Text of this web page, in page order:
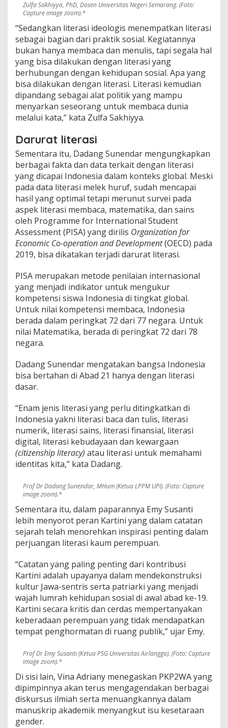
Zulfa Sakhiyya, PhD, Dosen Universitas Negeri Semarang. (Foto:
Capture image zoom).*
“Sedangkan literasi ideologis menempatkan literasi
sebagai bagian dari praktik sosial. Kegiatannya
bukan hanya membaca dan menulis, tapi segala hal
yang bisa dilakukan dengan literasi yang
berhubungan dengan kehidupan sosial. Apa yang
bisa dilakukan dengan literasi. Literasi kemudian
dipandang sebagai alat politik yang mampu
menyarkan seseorang untuk membaca dunia
melalui kata,” kata Zulfa Sakhiyya.
Darurat literasi
Sementara itu, Dadang Sunendar mengungkapkan
berbagai fakta dan data terkait dengan literasi
yang dicapai Indonesia dalam konteks global. Meski
pada data literasi melek huruf, sudah mencapai
hasil yang optimal tetapi merunut survei pada
aspek literasi membaca, matematika, dan sains
oleh Programme for International Student
Assessment (PISA) yang dirilis Organization for
Economic Co-operation and Development(OECD) pada
2019, bisa dikatakan terjadi darurat literasi.
PISA merupakan metode penilaian internasional
yang menjadi indikator untuk mengukur
kompetensi siswa Indonesia di tingkat global.
Untuk nilai kompetensi membaca, Indonesia
berada dalam peringkat 72 dari 77 negara. Untuk
nilai Matematika, berada di peringkat 72 dari 78
negara.
Dadang Sunendar mengatakan bangsa Indonesia
bisa bertahan di Abad 21 hanya dengan literasi
dasar.
“Enam jenis literasi yang perlu ditingkatkan di
Indonesia yakni literasi baca dan tulis, literasi
numerik, literasi sains, literasi finansial, literasi
digital, literasi kebudayaan dan kewargaan
(citizenship literacy) atau literasi untuk memahami
identitas kita,” kata Dadang.
Prof Dr Dadang Sunendar, MHum (Ketua LPPM UPI). (Foto: Capture
image zoom).*
Sementara itu, dalam paparannya Emy Susanti
lebih menyorot peran Kartini yang dalam catatan
sejarah telah menorehkan inspirasi penting dalam
perjuangan literasi kaum perempuan.
“Catatan yang paling penting dari kontribusi
Kartini adalah upayanya dalam mendekonstruksi
kultur Jawa-sentris serta patriarki yang menjadi
wajah lumrah kehidupan sosial di awal abad ke-19.
Kartini secara kritis dan cerdas mempertanyakan
keberadaan perempuan yang tidak mendapatkan
tempat penghormatan di ruang publik,” ujar Emy.
Prof Dr Emy Susanti (Ketua PSG Universitas Airlangga). (Foto: Capture
image zoom).*
Di sisi lain, Vina Adriany menegaskan PKP2WA yang
dipimpinnya akan terus mengagendakan berbagai
diskursus ilmiah serta menuangkannya dalam
manuskrip akademik menyangkut isu kesetaraan
gender.